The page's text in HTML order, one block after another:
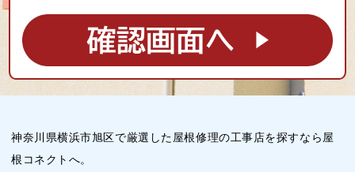
神奈川県横浜市旭区で厳選した屋根修理の工事店を探すなら屋
根コネクトへ。